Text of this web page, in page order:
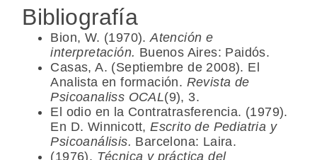
Bibliografía
Bion, W. (1970).Atención e
interpretación. Buenos Aires: Paidós.
Casas, A. (Septiembre de 2008). El
Analista en formación. Revista de
Psicoanaliss OCAL(9), 3.
El odio en la Contratrasferencia. (1979).
En D. Winnicott,Escrito de Pediatria y
Psicoanálisis. Barcelona: Laira.
(1976). Técnica y práctica del